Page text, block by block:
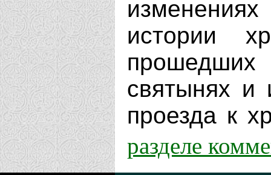
истории
святынях и
проезда к
разделе